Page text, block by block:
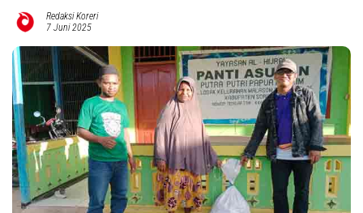
Redaksi Koreri
7 Juni 2025